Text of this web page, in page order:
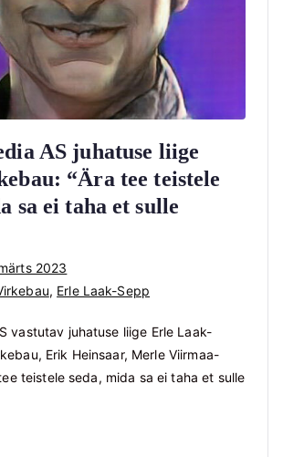
AS juhatuse liige
“Ära tee teistele
sa ei taha et sulle
2023
, Erle Laak-Sepp
vastutav juhatuse liige Erle Laak-
Erik Heinsaar, Merle Viirmaa-
teistele seda, mida sa ei taha et sulle